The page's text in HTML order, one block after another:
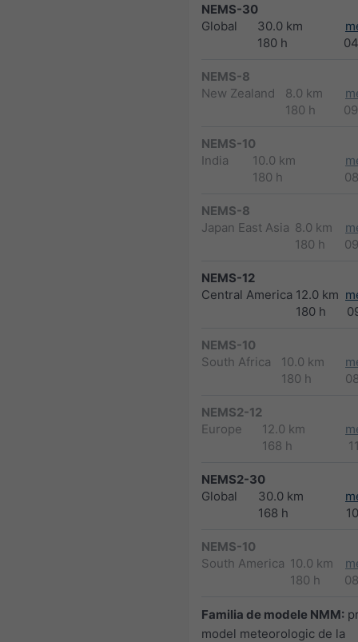
NEMS-30
Global
30.0 km
180 h
NEMS-8
New Zealand
8.0 km
180 h
NEMS-10
India
10.0 km
180 h
NEMS-8
Japan East Asia 8.0 km
180 h
NEMS-12
Central America 12.0 km
180 h
NEMS-10
South Africa
10.0 km
180 h
NEMS2-12
Europe
12.0 km
168 h
NEMS2-30
Global
30.0 km
168 h
NEMS-10
South America 10.0 km
180 h
Familia de modele NMM:
model meteorologic de la